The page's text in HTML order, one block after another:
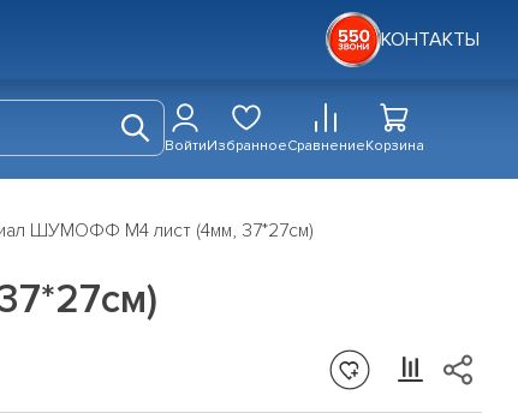
КОНТАКТЫ
ВойтиИзбранноеСравнениеКорзина
ШУМОФФ М4 лист (4мм, 37*27см)